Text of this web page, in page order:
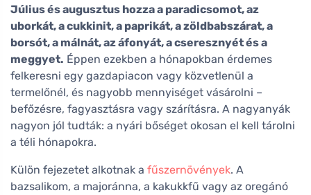
Július és augusztus hozza a paradicsomot, az
uborkát, a cukkinit, a paprikát, a zöldbabszárat, a
borsót, a málnát, az áfonyát, a cseresznyét és a
meggyet. Éppen ezekben a hónapokban érdemes
felkeresni egy gazdapiacon vagy közvetlenül a
termelőnél, és nagyobb mennyiséget vásárolni –
befőzésre, fagyasztásra vagy szárításra. A nagyanyák
nagyon jól tudták: a nyári bőséget okosan el kell tárolni
a téli hónapokra.
Külön fejezetet alkotnak a fűszernövények. A
bazsalikom, a majoránna, a kakukkfű vagy az oregánó